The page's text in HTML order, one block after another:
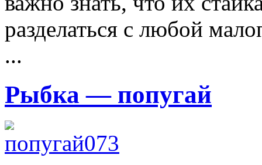
разделаться с любой
...
Рыбка — попугай